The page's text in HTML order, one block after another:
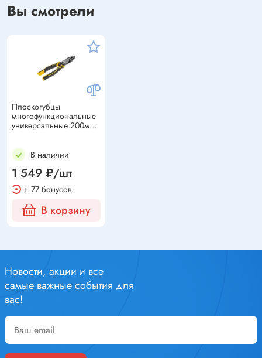
Вы смотрели
Плоскогубцы
многофункциональные
универсальные 200мм
В наличии
1 549 ₽/шт
+ 77 бонусов
В корзину
Новости, акции и все
самые важные события для
вас!